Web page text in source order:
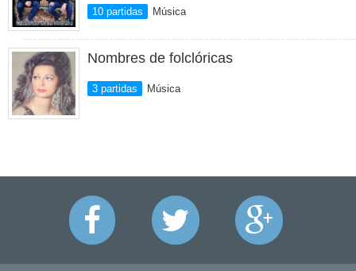
10 partidas Música
Nombres de folclóricas
3 partidas Música